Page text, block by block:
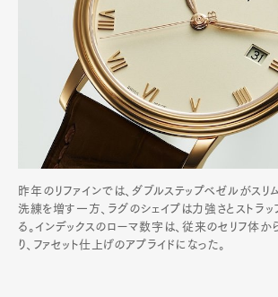
昨年のリファインでは、ダブルステップベゼルがスリ
洗練を増す一方、ラグのシェイプは力強さとストラ
る。インデックスのローマ数字は、従来のセリフ体
り、ファセット仕上げのアプライドになった。